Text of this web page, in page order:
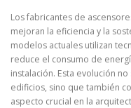
Los fabricantes de
mejoran la eficiencia y la
modelos actuales utilizan
reduce el consumo de
instalación. Esta evolución
edificios, sino que también
aspecto crucial en la